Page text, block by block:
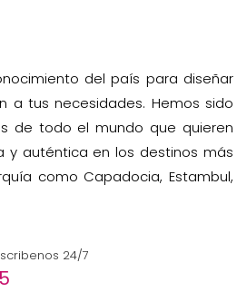
del país para diseñar
a tus necesidades. Hemos sido
de todo el mundo que quieren
y auténtica en los destinos más
como Capadocia, Estambul,
24/7